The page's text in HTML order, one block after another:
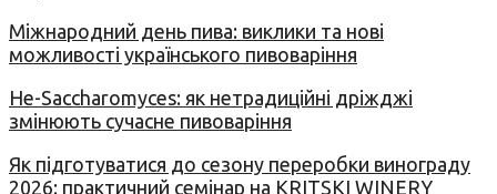
Міжнародний день пива: виклики та нові
можливості українського пивоваріння
Не-Saccharomyces: як нетрадиційні дріжджі
змінюють сучасне пивоваріння
Як підготуватися до сезону переробки винограду
2026: практичний семінар на KRITSKI WINERY